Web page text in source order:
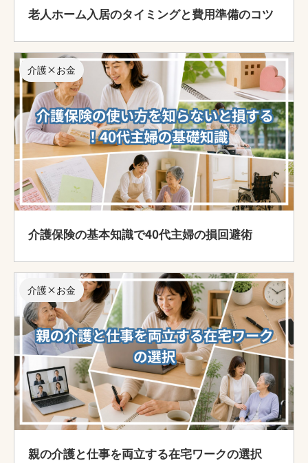
老人ホーム入居のタイミングと費用準備のコツ
介護×お金
介護保険の基本知識で40代主婦の損回避術
介護×お金
親の介護と仕事を両立する在宅ワークの選択